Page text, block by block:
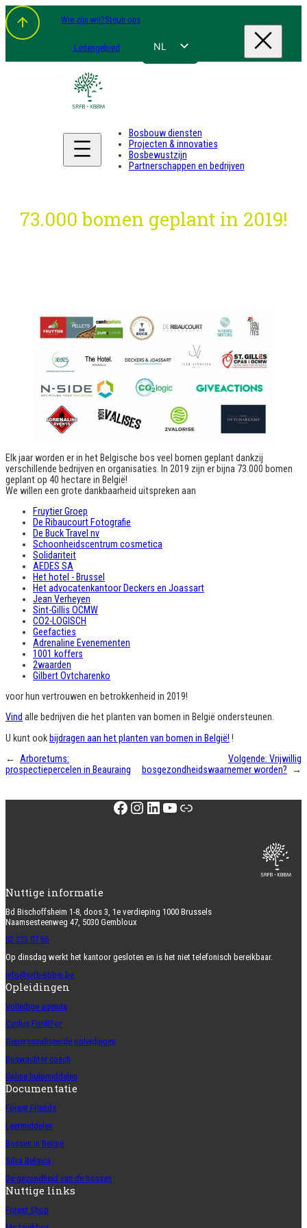
Spring
naar
de
inhoud
Wie zijn wij?Steun ons
Ledengebied NL
DE
Bosbouw diensten
Projecten & innovaties
Bosbewustzijn
Partnerschappen en bedrijven
73.000 bomen geplant in 2019!
Elk jaar worden er in het Belgische bos veel bomen geplant dankzij
verschillende bedrijven en organisaties. In 2019 zijn er bijna 73.000 bomen
geplant op 40 hectare in België!
We willen een grote dankbaarheid uitspreken aan
Fruytier Groep
De Ribaucourt Fotografie
De Buck Travel nv
Schoonheidscentrum cosmetica
Solidariteit
AEDES SA
Het hotel - Brussel
Het advocatenkantoor Deckers en Joassart
Jean Verheyen
Sint-Gillis OCMW
CO2-LOGISCH
Geefacties
Adrenaline Evenementen
1001 koffers
2waarden
Gilbert Ovtcharenko
voor hun vertrouwen en betrokkenheid in 2019!
Vind alle bedrijven die het planten van bomen in België ondersteunen.
U kunt ookbijdragen aan het planten van bomen in België! !
←
Arboretums:
prospectiepercelen in Beauraing
Volgende: Vrijwillig
bosgezondheidswaarnemer worden?
→
Facebook
Instagram
LinkedIn
YouTube
Link
Nuttige informatie
Bd Bischoffsheim 1-8, doos 3, 1e verdieping 1000 Brussels
Naamsesteenweg 47, 5030 Gembloux
02 223 07 66
Op dinsdag werkt het kantoor gesloten en is het niet telefonisch bereikbaar.
info@srfb-kbbm.be
Opleidingen
Volledige agenda
Cyclus ForêtFor
Gepersonaliseerde opleidingen
Boswachter coach
Online hulpmiddelen
Documentatie
Forest Friends
Leermiddelen
Bossen in België
Silva Belgica
De gezondheid van de bossen
Nuttige links
Forest Shop